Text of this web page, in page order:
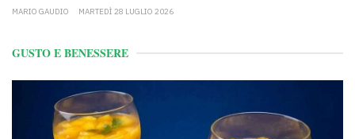
MARIO GAUDIO MARTEDÌ 28 LUGLIO 2026
GUSTO E BENESSERE